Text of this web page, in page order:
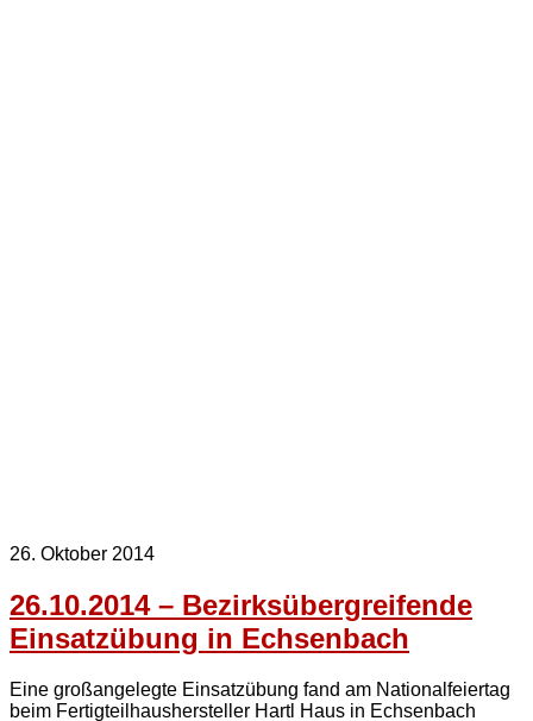
26. Oktober 2014
26.10.2014 – Bezirksübergreifende
Einsatzübung in Echsenbach
Eine großangelegte Einsatzübung fand am Nationalfeiertag
beim Fertigteilhaushersteller Hartl Haus in Echsenbach